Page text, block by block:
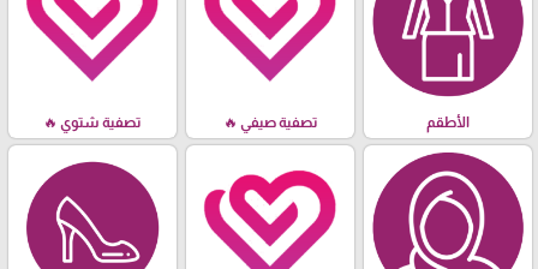
الأطقم تصفية صيفي 🔥 تصفية شتوي 🔥